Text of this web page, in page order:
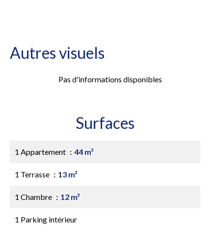
Autres visuels
Pas d'informations disponibles
Surfaces
1 Appartement 44 m²
1 Terrasse 13 m²
1 Chambre 12 m²
1 Parking intérieur